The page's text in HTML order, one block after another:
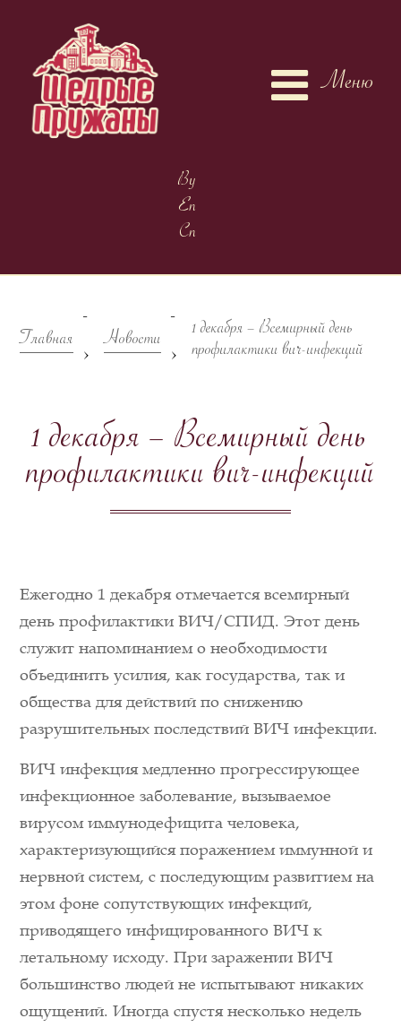
Меню
By
En
Cn
Главная
-
>
Новости
-
>
1 декабря – Всемирный день
профилактики вич-инфекций
1 декабря – Всемирный день
профилактики вич-инфекций
Ежегодно 1 декабря отмечается всемирный
день профилактики ВИЧ/СПИД. Этот день
служит напоминанием о необходимости
объединить усилия, как государства, так и
общества для действий по снижению
разрушительных последствий ВИЧ инфекции.
ВИЧ инфекция медленно прогрессирующее
инфекционное заболевание, вызываемое
вирусом иммунодефицита человека,
характеризующийся поражением иммунной и
нервной систем, с последующим развитием на
этом фоне сопутствующих инфекций,
приводящего инфицированного ВИЧ к
летальному исходу. При заражении ВИЧ
большинство людей не испытывают никаких
ощущений. Иногда спустя несколько недель